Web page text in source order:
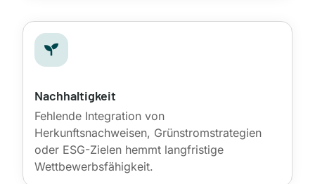

Nachhaltigkeit
Fehlende Integration von
Herkunftsnachweisen, Grünstromstrategien
oder ESG-Zielen hemmt langfristige
Wettbewerbsfähigkeit.